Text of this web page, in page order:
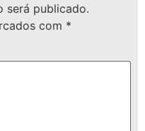
será publicado.
com *